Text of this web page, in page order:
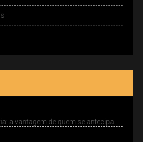
a vantagem de quem se antecipa